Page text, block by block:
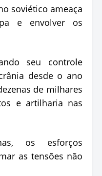
soviético ameaça
e envolver os
seu controle
desde o ano
de milhares
e artilharia nas
os esforços
as tensões não